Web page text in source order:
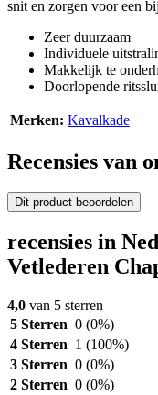
snit en zorgen voor een
Zeer duurzaam
Individuele
Makkelijk te
Doorlopende
Merken: Kavalkade
Recensies van
Dit product beoordelen
recensies in
Vetlederen
4,0 van 5 sterren
5 Sterren 0 (0%)
4 Sterren 1 (100%)
3 Sterren 0 (0%)
2 Sterren 0 (0%)